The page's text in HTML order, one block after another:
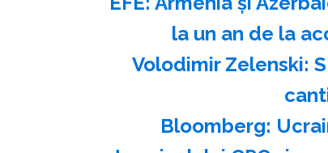
la un an de la
Volodimir Zelenski:
Bloomberg: